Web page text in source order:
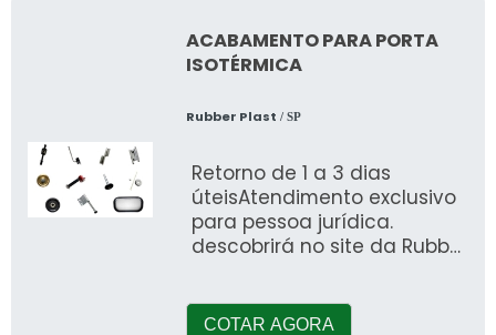
ACABAMENTO PARA PORTA
ISOTÉRMICA
Rubber Plast / SP
Retorno de 1 a 3 dias
úteisAtendimento exclusivo
para pessoa jurídica.
descobrirá no site da Rubber
COTAR AGORA